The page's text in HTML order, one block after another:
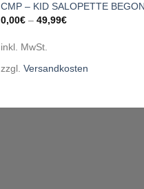
CMP – KID SALOPETTE
0,00€– 49,99€
inkl. MwSt.
zzgl. Versandkosten